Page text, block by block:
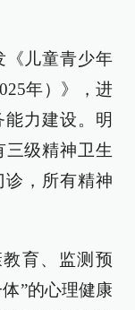
《儿童青少年
年）》，进
力建设。明
三级精神卫生
诊，所有精神
育、监测预
”的心理健康